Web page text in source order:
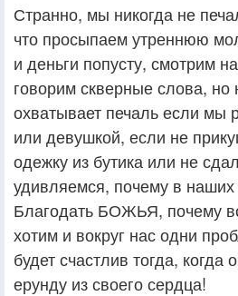
Странно, мы никогда не
что просыпаем утреннюю
и деньги попусту, смотрим
говорим скверные слова, но
охватывает печаль если мы
или девушкой, если не
одежку из бутика или не
удивляемся, почему в
Благодать БОЖЬЯ, почему
хотим и вокруг нас одни
будет счастлив тогда, когда
ерунду из своего сердца!